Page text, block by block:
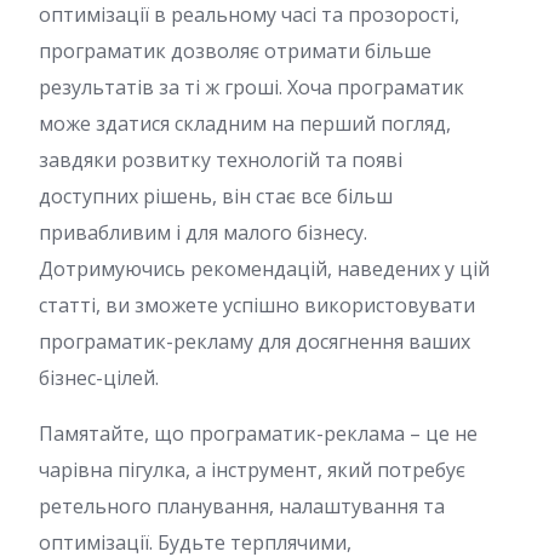
оптимізації в реальному часі та прозорості,
програматик дозволяє отримати більше
результатів за ті ж гроші. Хоча програматик
може здатися складним на перший погляд,
завдяки розвитку технологій та появі
доступних рішень, він стає все більш
привабливим і для малого бізнесу.
Дотримуючись рекомендацій, наведених у цій
статті, ви зможете успішно використовувати
програматик-рекламу для досягнення ваших
бізнес-цілей.
Памятайте, що програматик-реклама – це не
чарівна пігулка, а інструмент, який потребує
ретельного планування, налаштування та
оптимізації. Будьте терплячими,